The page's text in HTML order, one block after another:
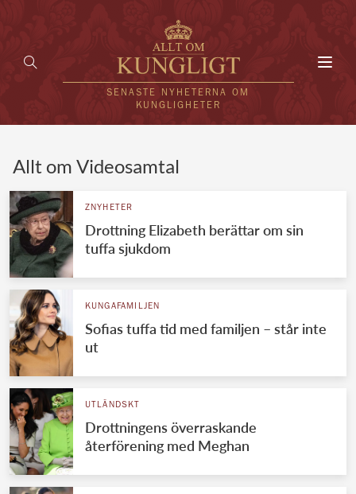
SENASTE NYHETERNA OM
KUNGLIGHETER
UTLÄNDSKT
VÄRLDENS KUNGAHUS
Svenska kungahuset
Danska kungahuset
Spanska kungahuset
Allt om Videosamtal
ZNYHETER
Drottning Elizabeth berättar om sin
tuffa sjukdom
KUNGAFAMILJEN
Sofias tuffa tid med familjen – står inte
ut
UTLÄNDSKT
Drottningens överraskande
återförening med Meghan